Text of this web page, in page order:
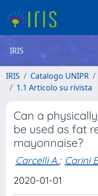
IRIS
IRIS Catalogo UNIPR
1.1 Articolo su rivista
Can a
be used as fat
mayonnaise?
Carcelli A.; Carini
2020-01-01